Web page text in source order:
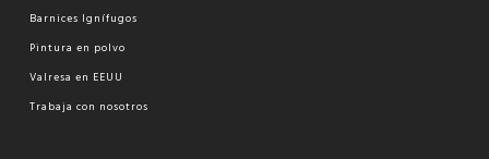
Barnices Ignífugos
Pintura en polvo
Valresa en EEUU
Trabaja con nosotros